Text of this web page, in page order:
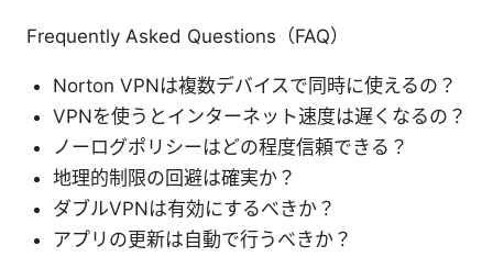
Frequently Asked Questions（FAQ）
Norton VPNは複数デバイスで同時に使えるの？
VPNを使うとインターネット速度は遅くなるの？
ノーログポリシーはどの程度信頼できる？
地理的制限の回避は確実か？
ダブルVPNは有効にするべきか？
アプリの更新は自動で行うべきか？